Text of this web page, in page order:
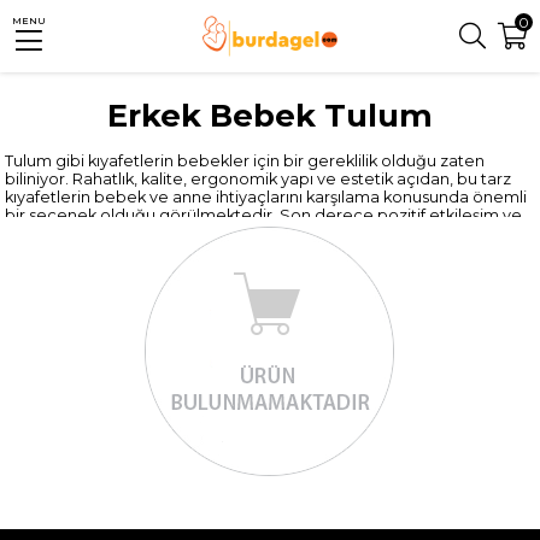
MENU 0
Erkek Bebek Tulum
Tulum gibi kıyafetlerin bebekler için bir gereklilik olduğu zaten
biliniyor. Rahatlık, kalite, ergonomik yapı ve estetik açıdan, bu tarz
kıyafetlerin bebek ve anne ihtiyaçlarını karşılama konusunda önemli
bir seçenek olduğu görülmektedir. Son derece pozitif etkileşim ve
önemli fırsatlarla beraber, bu tarz kaliteli ürünlerin insanlar için
sağlamış olduğu avantajları en iyi şekilde görmek gerekmektedir.
Son derece bilinçli bir biçimde önemli çözümler söz konusu
olurken, burada yaratılmış kalite ve hassasiyet gerçekten insanlar
tarafından kabul edilen önemli bir avantajı göstermektedir.
Erkek bebek giyiminde yeni bir tarz ve modern bir moda arayışında
iseniz, siz de Burdagel.com online alışveriş sitesi
erkek bebek
seçeneklerine göz atabilirsin! En kaliteli markaların imzasını
taşıyan birbirinden seçkin modeller arasından erkek bebeğiniz için
son derece şık, zarif ve etkileyici bir ürünü kolayca bulabilir ve
bebeğinize daha doğduğu günden itibaren göz alıcı bir giyim tarzı
oluşturabilirsin. Her tarza ve her zevke uygun model
seçeneklerinden dilediğinizi hemen tercih edin, bebeğinizle moda